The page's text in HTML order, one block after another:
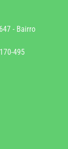
- Bairro
495